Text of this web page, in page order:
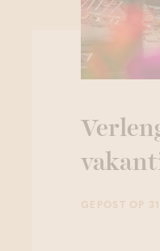
GEPOST OP